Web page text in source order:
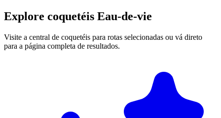
Explore coquetéis Eau-de-vie
Visite a central de coquetéis para rotas selecionadas ou vá direto
para a página completa de resultados.